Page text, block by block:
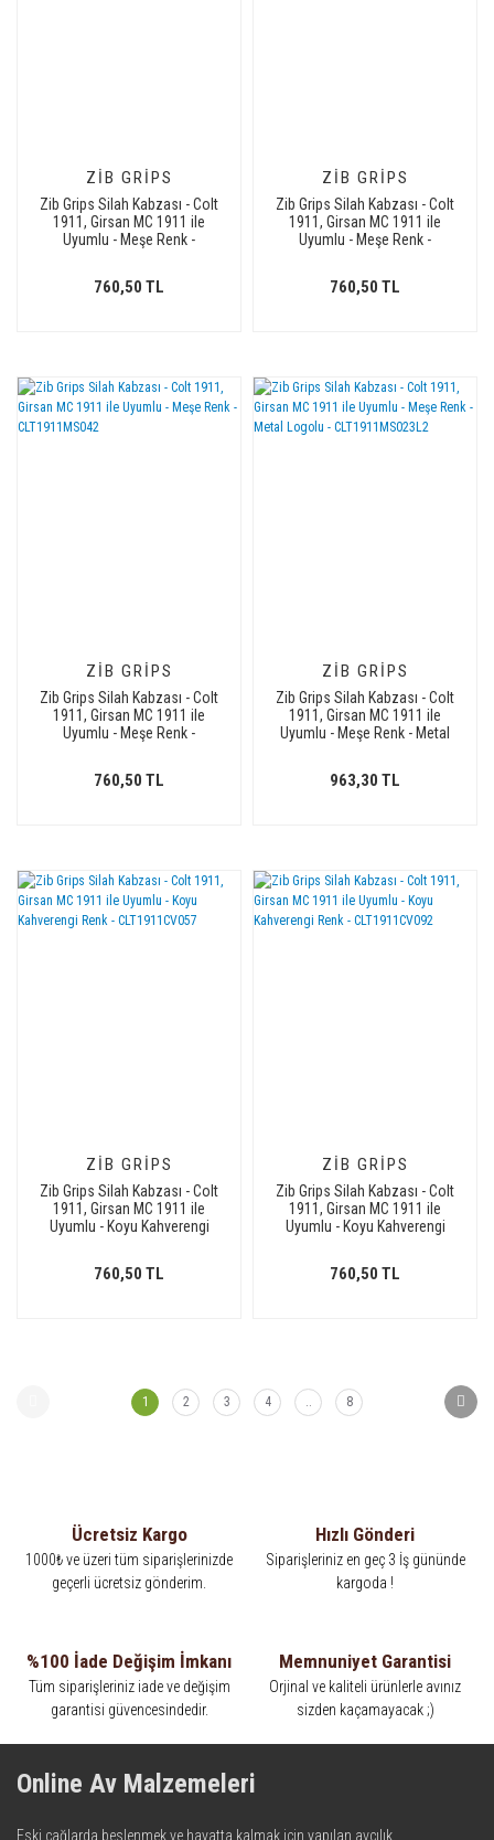
ZIB GRIPS
Zib Grips Silah Kabzası - Colt
1911, Girsan MC 1911 ile
Uyumlu - Meşe Renk -
760,50 TL
ZIB GRIPS
Zib Grips Silah Kabzası - Colt
1911, Girsan MC 1911 ile
Uyumlu - Meşe Renk -
760,50 TL
ZIB GRIPS
Zib Grips Silah Kabzası - Colt
1911, Girsan MC 1911 ile
Uyumlu - Meşe Renk -
760,50 TL
ZIB GRIPS
Zib Grips Silah Kabzası - Colt
1911, Girsan MC 1911 ile
Uyumlu - Meşe Renk - Metal
963,30 TL
ZIB GRIPS
Zib Grips Silah Kabzası - Colt
1911, Girsan MC 1911 ile
Uyumlu - Koyu Kahverengi
760,50 TL
ZIB GRIPS
Zib Grips Silah Kabzası - Colt
1911, Girsan MC 1911 ile
Uyumlu - Koyu Kahverengi
760,50 TL
1 2 3 4 .. 8
Ücretsiz Kargo
1000₺ ve üzeri tüm siparişlerinizde
geçerli ücretsiz gönderim.
Hızlı Gönderi
Siparişleriniz en geç 3 İş gününde
kargoda !
%100 İade Değişim İmkanı
Tüm siparişleriniz iade ve değişim
garantisi güvencesindedir.
Memnuniyet Garantisi
Orjinal ve kaliteli ürünlerle avınız
sizden kaçamayacak ;)
Online Av Malzemeleri
Eski çağlarda beslenmek ve hayatta kalmak için yapılan avcılık,